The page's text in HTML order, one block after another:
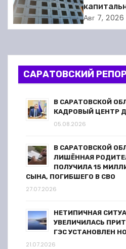
я
о
з
Балакове
Авг 7, 2026
САРАТОВСКИЙ
В САРАТОВСКОЙ
КАДРОВЫЙ ЦЕНТР
05.08.2026
В САРАТОВСКОЙ
ЛИШЁННАЯ
ПОЛУЧИЛА 15
СЫНА, ПОГИБШЕГО В СВО
27.07.2026
НЕТИПИЧНАЯ
УВЕЛИЧИЛАСЬ
ГЭС УСТАНОВЛЕН
21.07.2026